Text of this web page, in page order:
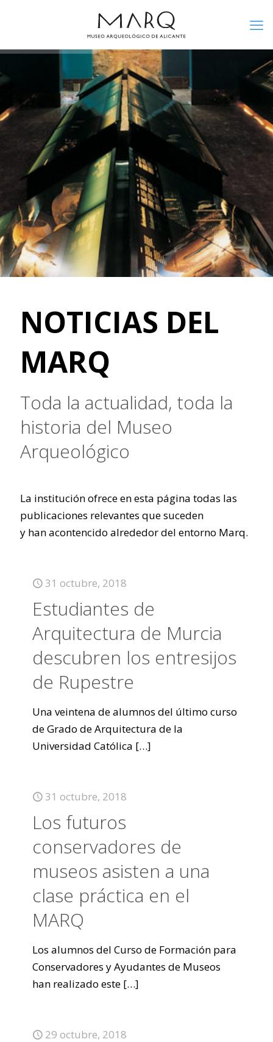
NOTICIAS DEL
MARQ
Toda la actualidad, toda la
historia del Museo
Arqueológico
La institución ofrece en esta página todas las
publicaciones relevantes que suceden
y han acontencido alrededor del entorno Marq.
31 octubre, 2018
Estudiantes de
Arquitectura de Murcia
descubren los entresijos
de Rupestre
Una veintena de alumnos del último curso
de Grado de Arquitectura de la
Universidad Católica […]
31 octubre, 2018
Los futuros
conservadores de
museos asisten a una
clase práctica en el
MARQ
Los alumnos del Curso de Formación para
Conservadores y Ayudantes de Museos
han realizado este […]
29 octubre, 2018